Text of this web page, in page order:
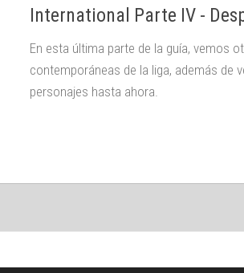
International Parte IV -
En esta última parte de la guía, vemos
contemporáneas de la liga, además de
personajes hasta ahora.